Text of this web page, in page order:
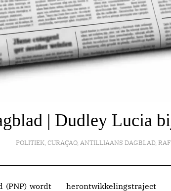
| Dudley Lucia
POLITIEK,CURAÇAO,ANTILLIAANS DAGBLAD,